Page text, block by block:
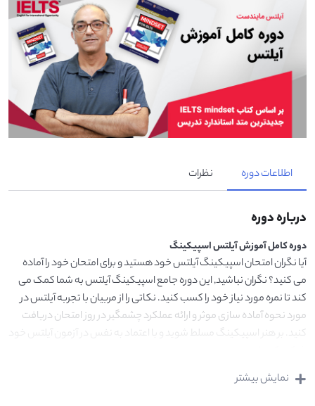
اطلاعات دوره نظرات
درباره دوره
دوره کامل آموزش آیلتس اسپیکینگ
آیا نگران امتحان اسپیکینگ آیلتس خود هستید و برای امتحان خود را آماده
می کنید؟ نگران نباشید, این دوره جامع اسپیکینگ آیلتس به شما کمک می
کند تا نمره مورد نیاز خود را کسب کنید. نکاتی را از مربیان با تجربه آیلتس در
مورد نحوه آماده سازی موثر و ارائه عملکرد چشمگیر در روز امتحان دریافت
کنید. بر هنر اسپیکینگ مسلط شوید و با اعتماد به نفس در آزمون آیلتس خود
مربیان ما در این دوره کامل آموزش آیلتس اسپیکینگ نمونه سوالاتی جامع و
کامل از تمامی سوالات آزمون ها و مکالمات امتحان آیتلس های گذشته گرد
نمایش بیشتر